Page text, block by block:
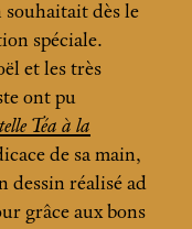
souhaitait dès le
spéciale.
et les très
ont pu
Téa à la
de sa main,
dessin réalisé ad
grâce aux bons